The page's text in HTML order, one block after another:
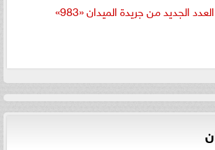
العدد الجديد من جريدة الميدان «983»